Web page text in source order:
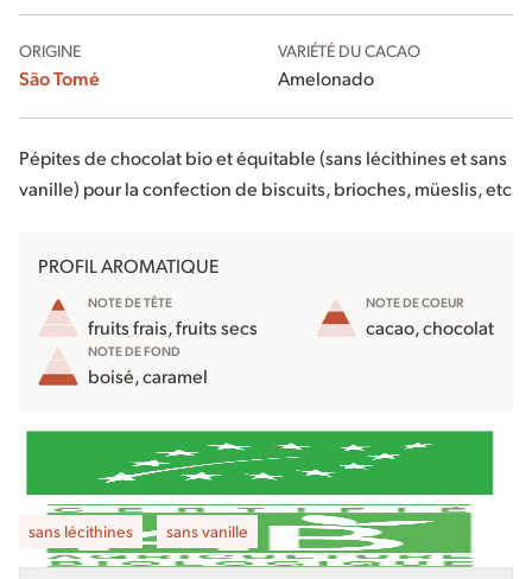
ORIGINE
São Tomé
VARIÉTÉ DU CACAO
Amelonado
Pépites de chocolat bio et équitable (sans lécithines et sans
vanille) pour la confection de biscuits, brioches, müeslis, etc
PROFIL AROMATIQUE
NOTE DE TÊTE
fruits frais, fruits secs
NOTE DE COEUR
cacao, chocolat
NOTE DE FOND
boisé, caramel
sans lécithines sans vanille